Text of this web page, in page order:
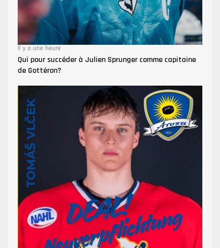
Il y a une heure
Qui pour succéder à Julien Sprunger comme capitaine
de Gottéron?